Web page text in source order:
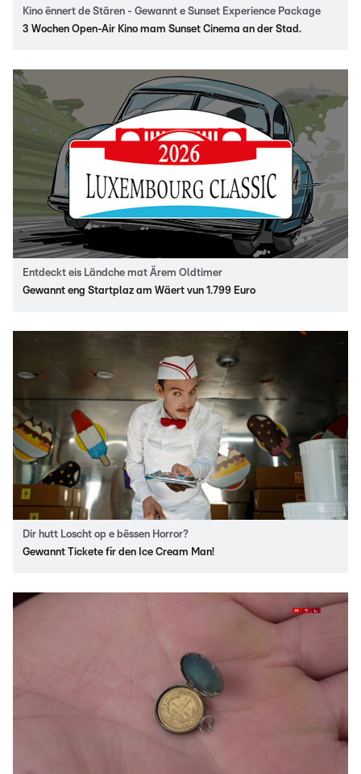
Kino ënnert de Stären - Gewannt e Sunset Experience Package
3 Wochen Open-Air Kino mam Sunset Cinema an der Stad.
Entdeckt eis Ländche mat Ärem Oldtimer
Gewannt eng Startplaz am Wäert vun 1.799 Euro
Dir hutt Loscht op e bëssen Horror?
Gewannt Tickete fir den Ice Cream Man!